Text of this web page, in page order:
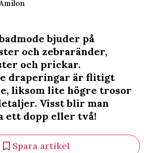
bjuder på
och zebraränder,
och prickar.
draperingar är flitigt
liksom lite högre trosor
Visst blir man
ett dopp eller två!
Spara artikel